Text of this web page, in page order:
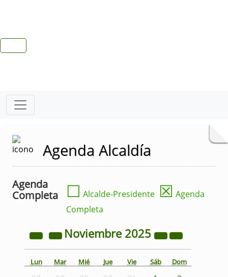
Agenda Alcaldía
Agenda
Completa
☐ Alcalde-Presidente ☒ Agenda
Completa
Noviembre 2025
Lun Mar Mié Jue Vie Sáb Dom